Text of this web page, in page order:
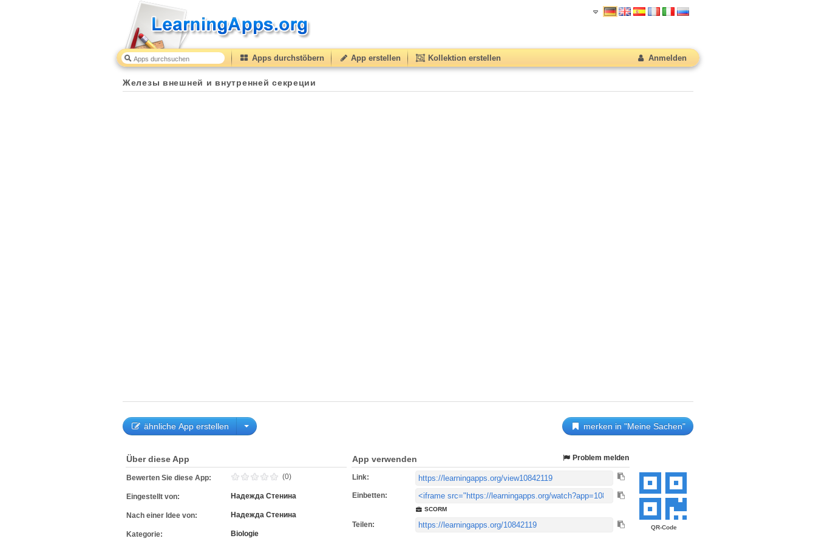
Apps durchstöbern App erstellen Kollektion erstellen Anmelden
Железы внешней и внутренней секреции
ähnliche App erstellen merken in "Meine Sachen"
QR-Code
Über diese App
Bewerten Sie diese App: (0)
Eingestellt von: Надежда Стенина
Nach einer Idee von: Надежда Стенина
Kategorie: Biologie
App verwenden Problem melden
Link:
Einbetten:
SCORM
Teilen: